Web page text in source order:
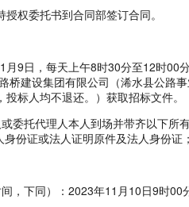
权委托书到合同部签订合同。
9日，每天上午8时30分至12时00
桥建设集团有限公司（浠水县公路
标人均不退还。）获取招标文件。
托代理人本人到场并带齐以下所
份证或法人证明原件及法人身份证
，下同）：2023年11月10日9时00